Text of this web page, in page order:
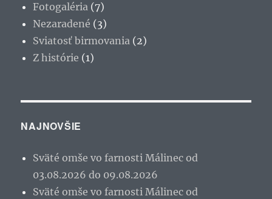
Fotogaléria (7)
Nezaradené (3)
Sviatosť birmovania (2)
Z histórie (1)
NAJNOVŠIE
Sväté omše vo farnosti Málinec od
03.08.2026 do 09.08.2026
Sväté omše vo farnosti Málinec od